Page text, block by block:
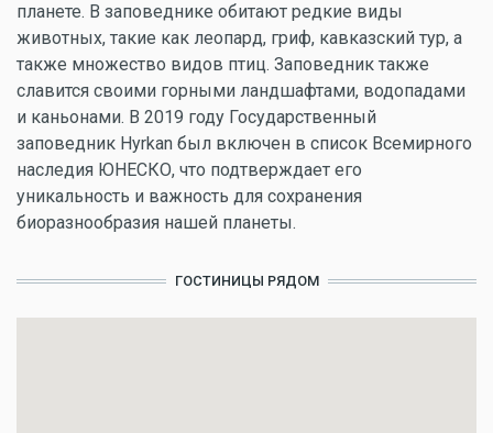
планете. В заповеднике обитают редкие виды
животных, такие как леопард, гриф, кавказский тур, а
также множество видов птиц. Заповедник также
славится своими горными ландшафтами, водопадами
и каньонами. В 2019 году Государственный
заповедник Hyrkan был включен в список Всемирного
наследия ЮНЕСКО, что подтверждает его
уникальность и важность для сохранения
биоразнообразия нашей планеты.
ГОСТИНИЦЫ РЯДОМ